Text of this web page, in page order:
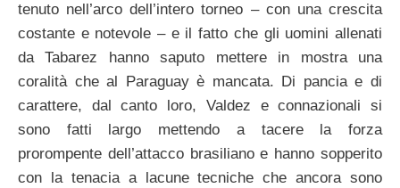
tenuto nell’arco dell’intero torneo – con una crescita
costante e notevole – e il fatto che gli uomini allenati
da Tabarez hanno saputo mettere in mostra una
coralità che al Paraguay è mancata. Di pancia e di
carattere, dal canto loro, Valdez e connazionali si
sono fatti largo mettendo a tacere la forza
prorompente dell’attacco brasiliano e hanno sopperito
con la tenacia a lacune tecniche che ancora sono